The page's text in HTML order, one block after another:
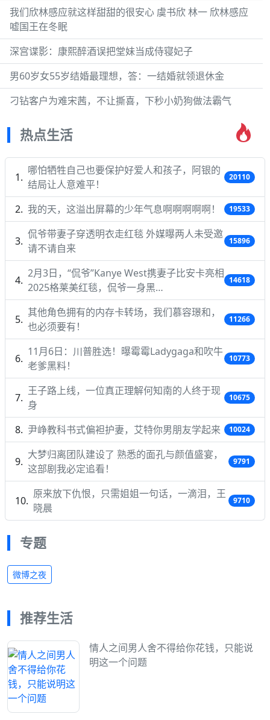
我们欣林感应就这样甜甜的很安心 虞书欣 林一 欣林感应
嘘国王在冬眠
深宫谍影：康熙醉酒误把堂妹当成侍寝妃子
男60岁女55岁结婚最理想，答：一结婚就领退休金
刁钻客户为难宋茜，不让撕喜，下秒小奶狗做法霸气
热点生活
哪怕牺牲自己也要保护好爱人和孩子，阿银的
结局让人意难平！
20110
我的天，这溢出屏幕的少年气息啊啊啊啊啊！ 19533
侃爷带妻子穿透明衣走红毯 外媒曝两人未受邀
请不请自来
15896
2月3日，“侃爷”Kanye West携妻子比安卡亮相
2025格莱美红毯，侃爷一身黑…
14618
其他角色拥有的内存卡转场，我们慕容璟和，
也必须要有！
11266
11月6日：川普胜选！曝霉霉Ladygaga和吹牛
老爹黑料！
10773
王子路上线，一位真正理解何知南的人终于现
身
10675
尹峥教科书式偏袒护妻，艾特你男朋友学起来 10024
大梦归离团队建设了 熟悉的面孔与颜值盛宴，
这部剧我必定追看！
9791
原来放下仇恨，只需姐姐一句话，一滴泪，王
晓晨
9710
专题
微博之夜
推荐生活
情人之间男人舍不得给你花钱，只能说
明这一个问题